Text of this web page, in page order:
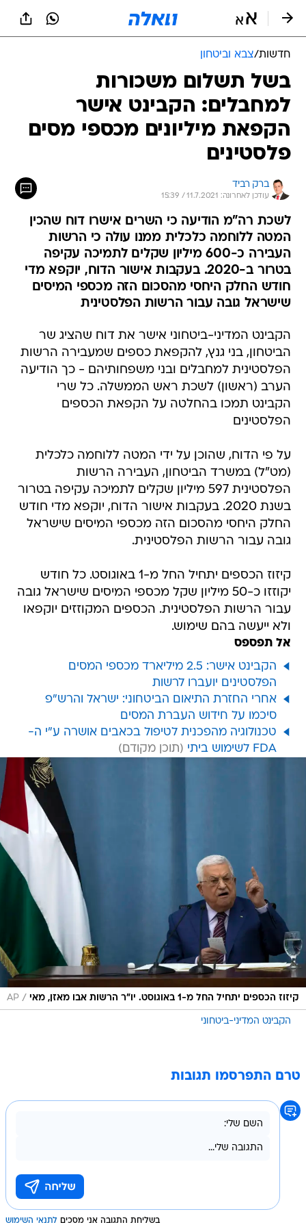
חדשות/צבא וביטחון
בשל תשלום משכורות
למחבלים: הקבינט אישר
הקפאת מיליונים מכספי מסים
פלסטינים
ברק רביד
עודכן לאחרונה: 11.7.2021 / 15:39
לשכת רה"מ הודיעה כי השרים אישרו דוח שהכין
המטה ללוחמה כלכלית ממנו עולה כי הרשות
העבירה כ-600 מיליון שקלים לתמיכה עקיפה
בטרור ב-2020. בעקבות אישור הדוח, יוקפא מדי
חודש החלק היחסי מהסכום הזה מכספי המיסים
שישראל גובה עבור הרשות הפלסטינית
הקבינט המדיני-ביטחוני אישר את דוח שהציג שר
הביטחון, בני גנץ, להקפאת כספים שמעבירה הרשות
הפלסטינית למחבלים ובני משפחותיהם - כך הודיעה
הערב (ראשון) לשכת ראש הממשלה. כל שרי
הקבינט תמכו בהחלטה על הקפאת הכספים
הפלסטינים
על פי הדוח, שהוכן על ידי המטה ללוחמה כלכלית
(מט"ל) במשרד הביטחון, העבירה הרשות
הפלסטינית 597 מיליון שקלים לתמיכה עקיפה בטרור
בשנת 2020. בעקבות אישור הדוח, יוקפא מדי חודש
החלק היחסי מהסכום הזה מכספי המיסים שישראל
גובה עבור הרשות הפלסטינית.
קיזוז הכספים יתחיל החל מ-1 באוגוסט. כל חודש
יקוזזו כ-50 מיליון שקל מכספי המיסים שישראל גובה
עבור הרשות הפלסטינית. הכספים המקוזזים יוקפאו
ולא ייעשה בהם שימוש.
אל תפספס
הקבינט אישר: 2.5 מיליארד מכספי המסים
הפלסטינים יועברו לרשות
אחרי החזרת התיאום הביטחוני: ישראל והרש"פ
סיכמו על חידוש העברת המסים
טכנולוגיה מהפכנית לטיפול בכאבים אושרה ע"י ה-
FDA לשימוש ביתי
קיזוז הכספים יתחיל החל מ-1 באוגוסט. יו"ר הרשות אבו מאזן, מאי /
AP
הקבינט המדיני-ביטחוני
טרם התפרסמו תגובות
בשליחת התגובה אני מסכים לתנאי השימוש